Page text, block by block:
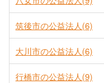
筑後市の公益法人(6)
大川市の公益法人(6)
行橋市の公益法人(9)